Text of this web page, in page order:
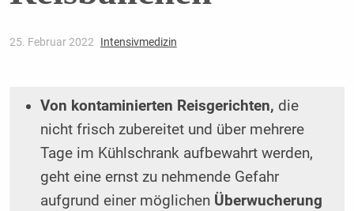
25. Februar 2022 Intensivmedizin
Von kontaminierten Reisgerichten, die
nicht frisch zubereitet und über mehrere
Tage im Kühlschrank aufbewahrt werden,
geht eine ernst zu nehmende Gefahr
aufgrund einer möglichen Überwucherung